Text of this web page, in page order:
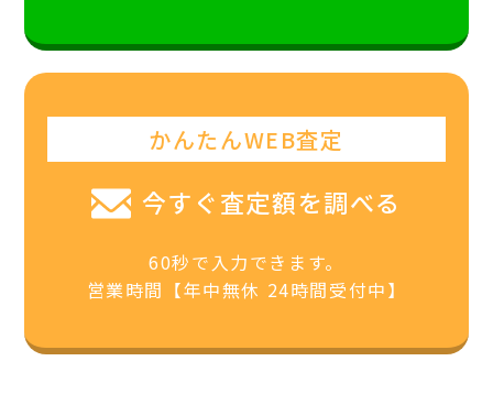
かんたんWEB査定
今すぐ査定額を調べる
60秒で入力できます。
営業時間【年中無休 24時間受付中】